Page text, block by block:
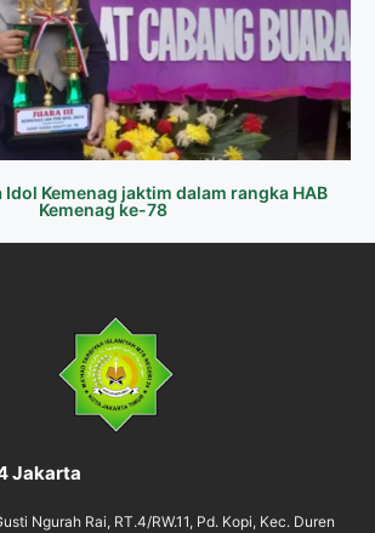
Kemenag jaktim dalam rangka HAB
Kemenag ke-78
Jakarta
Ngurah Rai, RT.4/RW.11, Pd. Kopi, Kec. Duren